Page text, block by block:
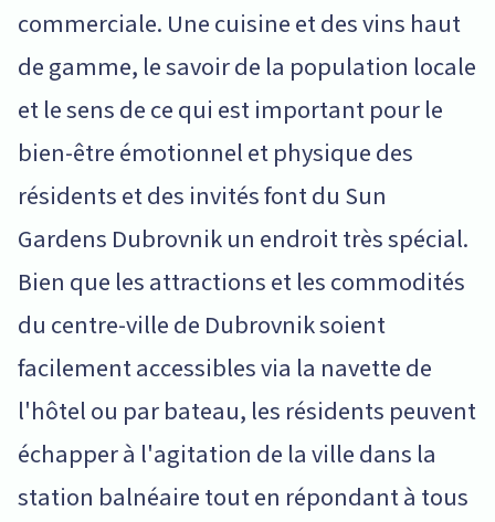
commerciale. Une cuisine et des vins haut
de gamme, le savoir de la population locale
et le sens de ce qui est important pour le
bien-être émotionnel et physique des
résidents et des invités font du Sun
Gardens Dubrovnik un endroit très spécial.
Bien que les attractions et les commodités
du centre-ville de Dubrovnik soient
facilement accessibles via la navette de
l'hôtel ou par bateau, les résidents peuvent
échapper à l'agitation de la ville dans la
station balnéaire tout en répondant à tous